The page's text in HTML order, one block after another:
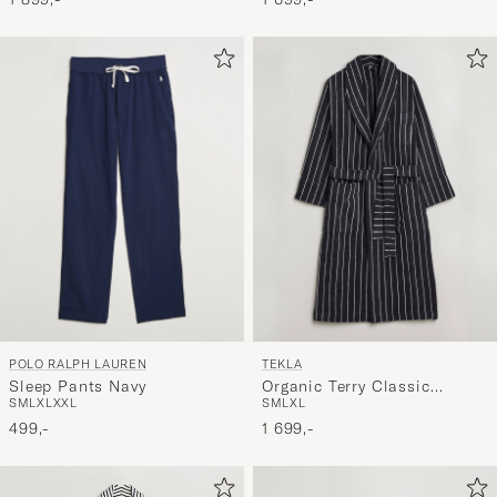
POLO RALPH LAUREN
Sleep Pants Navy
SMLXLXXL
499,-
TEKLA
Organic Terry Classic
Bathrobe Antwerp
SMLXL
1 699,-